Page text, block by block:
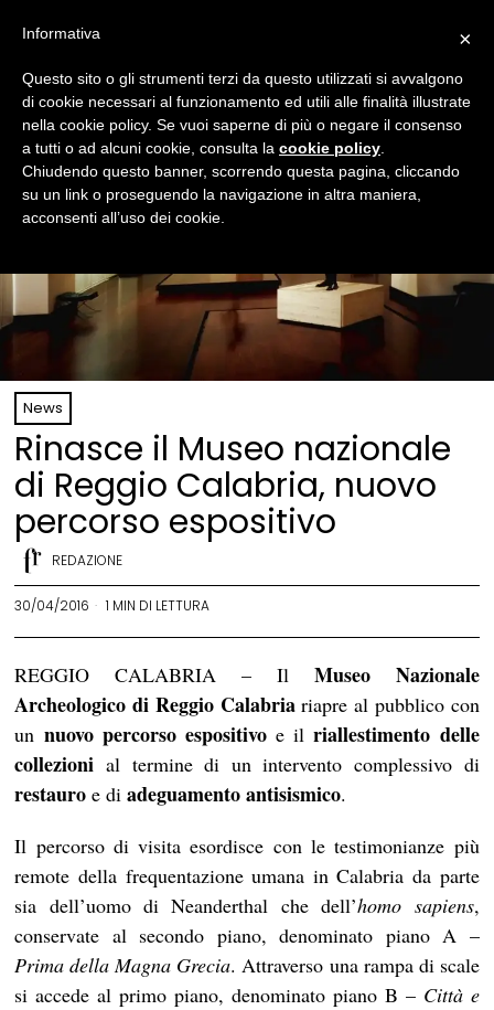
News
Rinasce il Museo nazionale
di Reggio Calabria, nuovo
percorso espositivo
REDAZIONE
30/04/2016 1 MIN DI LETTURA
REGGIO CALABRIA – Il Museo Nazionale
Archeologico di Reggio Calabriariapre al pubblico con
un nuovo percorso espositivoe ilriallestimento delle
collezioni al termine di un intervento complessivo di
restauro e diadeguamento antisismico.
Il percorso di visita esordisce con le testimonianze più
remote della frequentazione umana in Calabria da parte
sia dell’uomo di Neanderthal che dell’homo sapiens,
conservate al secondo piano, denominato piano A –
Prima della Magna Grecia. Attraverso una rampa di scale
si accede al primo piano, denominato piano B – Città e
×
Informativa
Questo sito o gli strumenti terzi da questo utilizzati si avvalgono
di cookie necessari al funzionamento ed utili alle finalità illustrate
nella cookie policy. Se vuoi saperne di più o negare il consenso
a tutti o ad alcuni cookie, consulta la cookie policy
Chiudendo questo banner, scorrendo questa pagina, cliccando
su un link o proseguendo la navigazione in altra maniera,
acconsenti all’uso dei cookie.